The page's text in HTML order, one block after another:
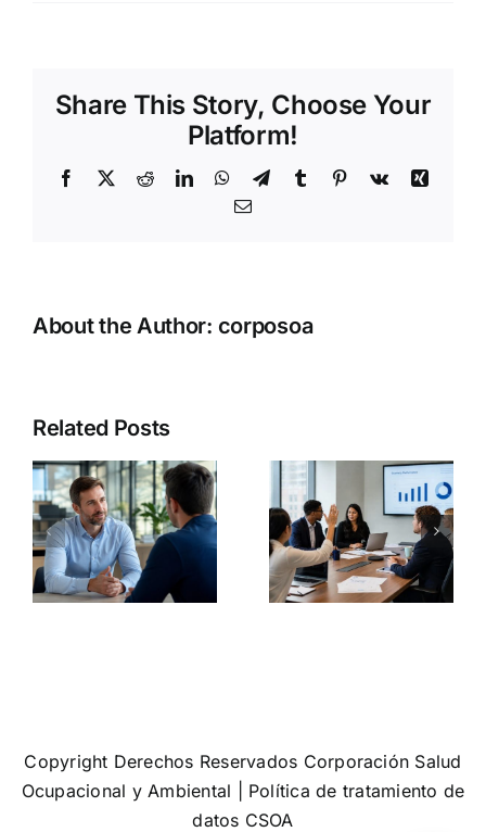
2025:
Tendencias
Nuevos
en
Share This Story, Choose Your
Platform!
Facebook
X RedditLinkedInWhatsApp
TelegramTumblr Pinterest
Vk
Xing
Email
About the Author: corposoa
Related PostsDiversidad
el error que
muchas
empresas
siguen
cometiendo
que tu
empresa
sea segura:
3
problemas
Copyright Derechos Reservados Corporación Salud
Ocupacional y Ambiental | Política de tratamiento de
datos CSOA